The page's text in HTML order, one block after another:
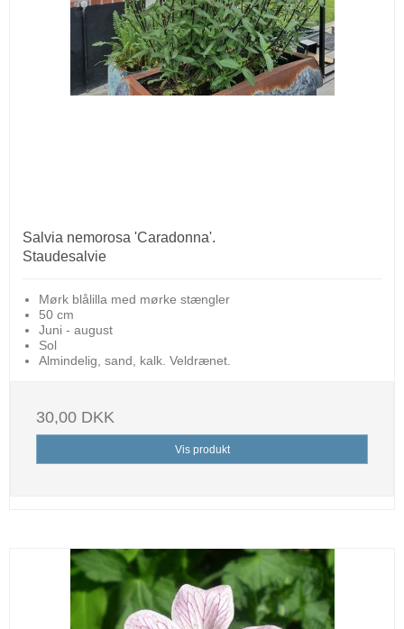
Salvia nemorosa 'Caradonna'.
Staudesalvie
Mørk blålilla med mørke stængler
50 cm
Juni - august
Sol
Almindelig, sand, kalk. Veldrænet.
30,00 DKK
Vis produkt